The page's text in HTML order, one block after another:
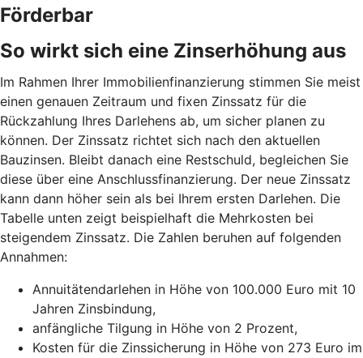
Förderbar
So wirkt sich eine Zinserhöhung aus
Im Rahmen Ihrer Immobilienfinanzierung stimmen Sie meist
einen genauen Zeitraum und fixen Zinssatz für die
Rückzahlung Ihres Darlehens ab, um sicher planen zu
können. Der Zinssatz richtet sich nach den aktuellen
Bauzinsen. Bleibt danach eine Restschuld, begleichen Sie
diese über eine Anschlussfinanzierung. Der neue Zinssatz
kann dann höher sein als bei Ihrem ersten Darlehen. Die
Tabelle unten zeigt beispielhaft die Mehrkosten bei
steigendem Zinssatz. Die Zahlen beruhen auf folgenden
Annahmen:
Annuitätendarlehen in Höhe von 100.000 Euro mit 10
Jahren Zinsbindung,
anfängliche Tilgung in Höhe von 2 Prozent,
Kosten für die Zinssicherung in Höhe von 273 Euro im